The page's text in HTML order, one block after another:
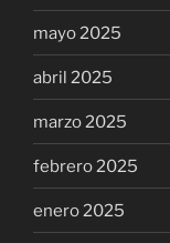
mayo 2025
abril 2025
marzo 2025
febrero 2025
enero 2025